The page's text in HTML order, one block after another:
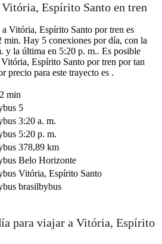
Espírito Santo en tren
Vitória, Espírito Santo por tren es
Hay 5 conexiones por día, con la
y la última en 5:20 p. m.. Es posible
Espírito Santo por tren por tan
precio para este trayecto es .
min
5
3:20 a. m.
5:20 p. m.
378,89 km
Belo Horizonte
Vitória, Espírito Santo
brasilbybus
©CARTO, ©
para viajar a Vitória, Espírito